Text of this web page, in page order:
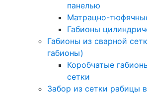
панелью
Матрацно-
Габионы
Габионы из сварной
габионы)
Коробчатые
сетки
Забор из сетки рабицы